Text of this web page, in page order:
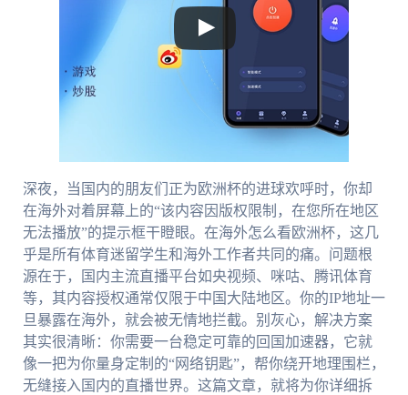
深夜，当国内的朋友们正为欧洲杯的进球欢呼时，你却
在海外对着屏幕上的“该内容因版权限制，在您所在地区
无法播放”的提示框干瞪眼。在海外怎么看欧洲杯，这几
乎是所有体育迷留学生和海外工作者共同的痛。问题根
源在于，国内主流直播平台如央视频、咪咕、腾讯体育
等，其内容授权通常仅限于中国大陆地区。你的IP地址一
旦暴露在海外，就会被无情地拦截。别灰心，解决方案
其实很清晰：你需要一台稳定可靠的回国加速器，它就
像一把为你量身定制的“网络钥匙”，帮你绕开地理围栏，
无缝接入国内的直播世界。这篇文章，就将为你详细拆